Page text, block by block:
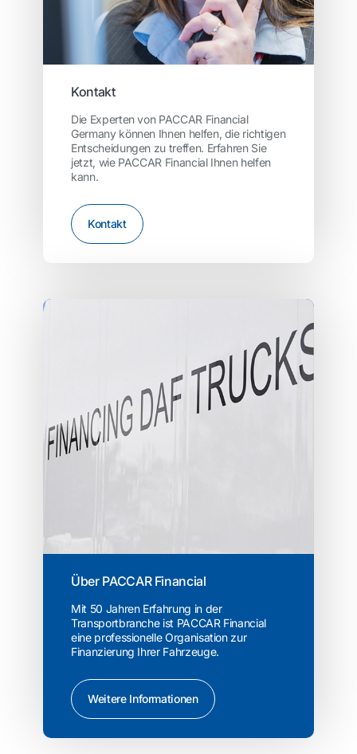
Kontakt
Die Experten von PACCAR Financial
Germany können Ihnen helfen, die richtigen
Entscheidungen zu treffen. Erfahren Sie
jetzt, wie PACCAR Financial Ihnen helfen
kann.
Kontakt
Über PACCAR Financial
Mit 50 Jahren Erfahrung in der
Transportbranche ist PACCAR Financial
eine professionelle Organisation zur
Finanzierung Ihrer Fahrzeuge.
Weitere Informationen